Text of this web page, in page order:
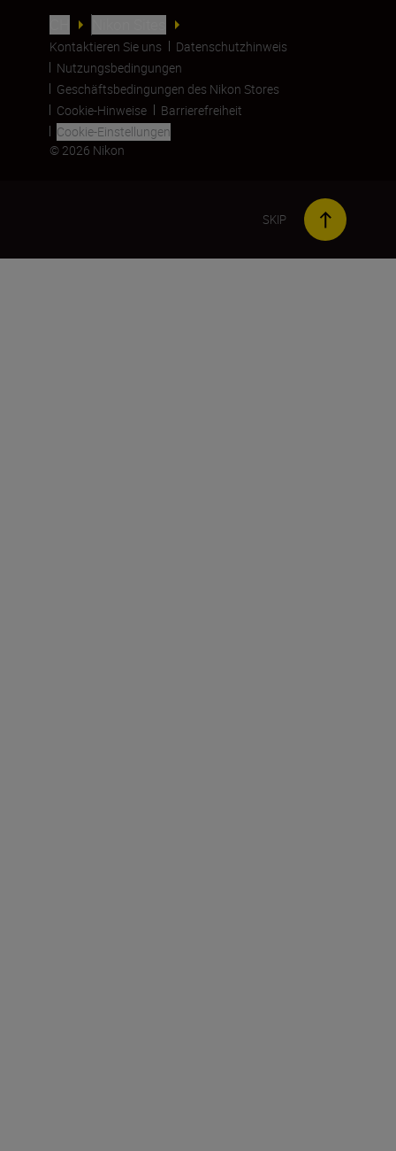
Kontaktieren Sie uns
Datenschutzhinweis
Nutzungsbedingungen
Geschäftsbedingungen des Nikon Stores
Cookie-Hinweise
Barrierefreiheit
Cookie-Einstellungen
© 2026 Nikon
SKIP